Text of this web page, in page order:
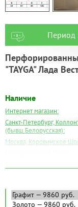
Период
"TAYGA" Лада
Наличие
Интернет магазин:
Санкт-Петербург,
(бывш.Белорусская):
Москва, Коровинское
Нальчик:
Самара: